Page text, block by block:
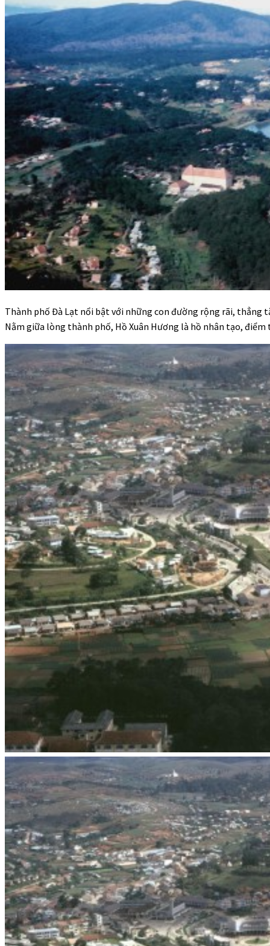
Thành phố Đà Lạt nổi bật với những con đường rộng rãi, thẳng
Nằm giữa lòng thành phố, Hồ Xuân Hương là hồ nhân tạo, điểm